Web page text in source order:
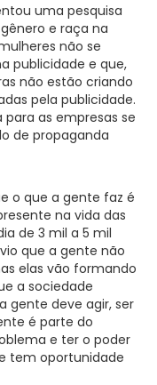
uma pesquisa
e raça na
não se
publicidade e que,
não estão criando
pela publicidade.
as empresas se
de propaganda
o que a gente faz é
na vida das
de 3 mil a 5 mil
que a gente não
elas vão formando
a sociedade
gente deve agir, ser
é parte do
e ter o poder
tem oportunidade